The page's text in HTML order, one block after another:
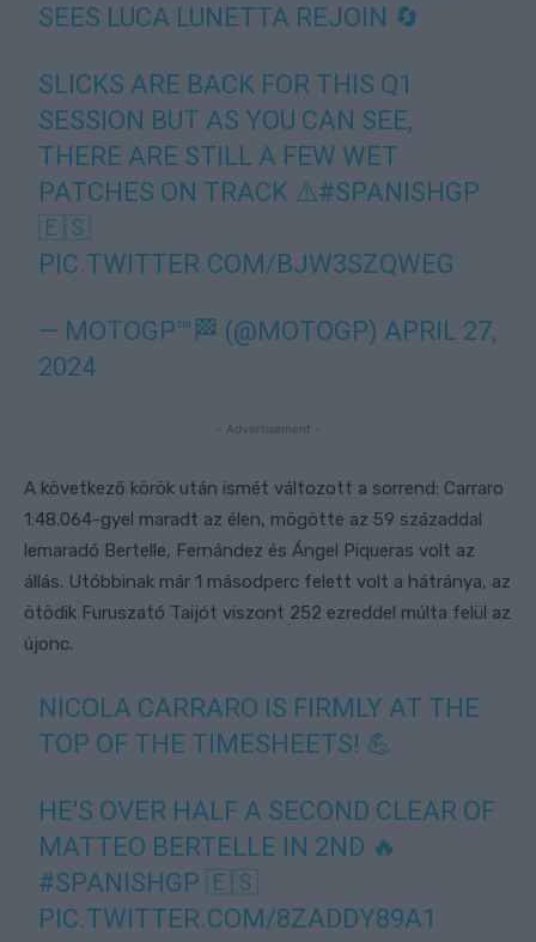
SEES LUCA LUNETTA REJOIN 🔄
SLICKS ARE BACK FOR THIS Q1
SESSION BUT AS YOU CAN SEE,
THERE ARE STILL A FEW WET
PATCHES ON TRACK ⚠️#SPANISHGP
🇪🇸
PIC.TWITTER.COM/BJW3SZQWEG
— MOTOGP™🏁 (@MOTOGP) APRIL 27,
2024
- Advertisement -
A következő körök után ismét változott a sorrend: Carraro
1:48.064-gyel maradt az élen, mögötte az 59 századdal
lemaradó Bertelle, Fernández és Ángel Piqueras volt az
állás. Utóbbinak már 1 másodperc felett volt a hátránya, az
ötödik Furuszató Taijót viszont 252 ezreddel múlta felül az
újonc.
NICOLA CARRARO IS FIRMLY AT THE
TOP OF THE TIMESHEETS! 💪
HE'S OVER HALF A SECOND CLEAR OF
MATTEO BERTELLE IN 2ND 🔥
#SPANISHGP 🇪🇸
PIC.TWITTER.COM/8ZADDY89A1